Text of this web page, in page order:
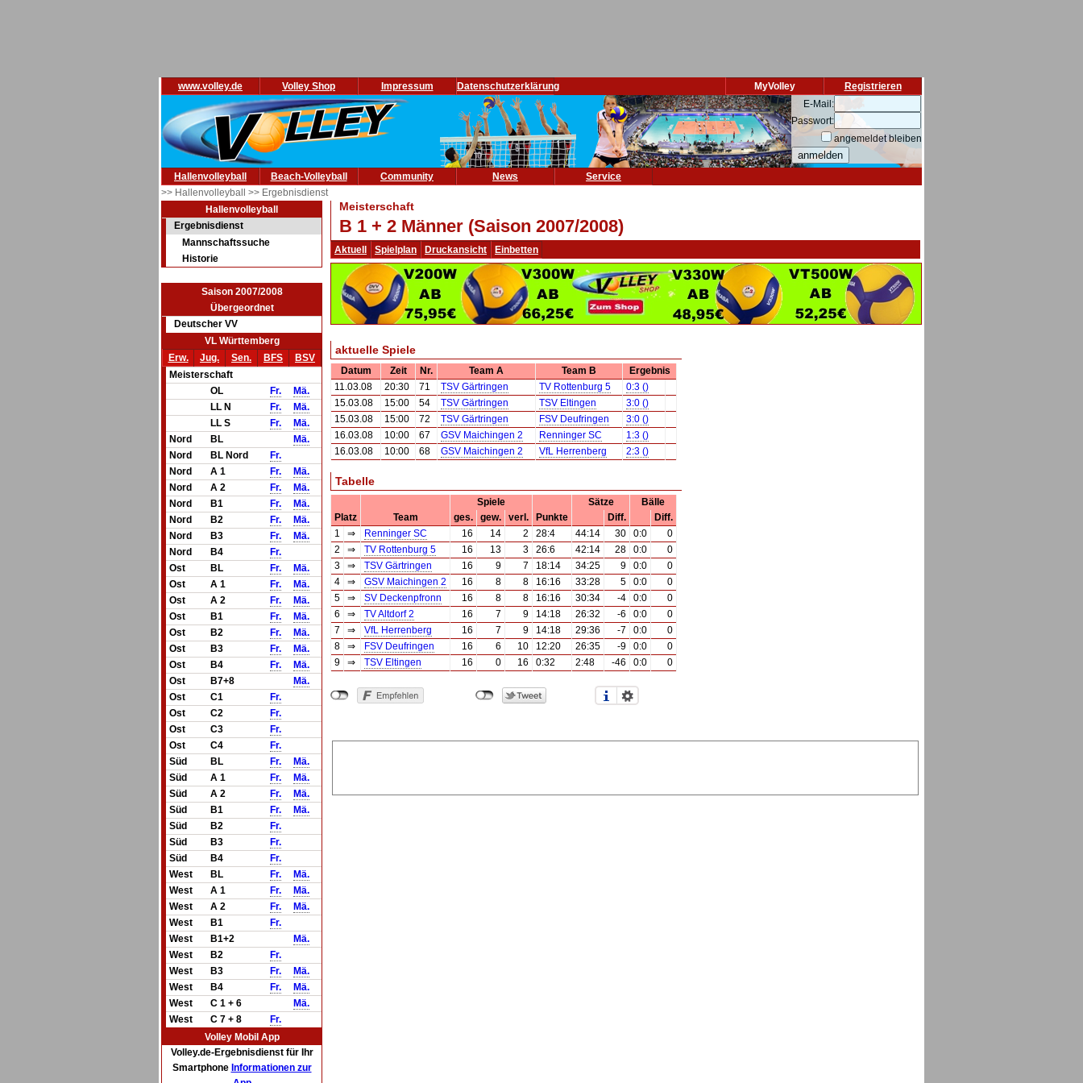
www.volley.de Volley Shop Impressum Datenschutzerklärung Registrieren
MyVolley
E-Mail:
Passwort:
angemeldet bleiben
Hallenvolleyball Beach-Volleyball Community News
Service
>> Hallenvolleyball >> Ergebnisdienst
Hallenvolleyball
Ergebnisdienst
Mannschaftssuche
Historie
Saison 2007/2008
Übergeordnet
Deutscher VV
VL Württemberg
Erw.
Jug. Sen. BFS
BSV
Meisterschaft
OL
Fr.
Mä.
LL N
Fr.
Mä.
LL S
Fr.
Mä.
Nord
BL
Mä.
Nord
BL Nord
Fr.
Nord
A 1 Fr.
Mä.
Nord
A 2 Fr.
Mä.
Nord
B1 Fr.
Mä.
Nord
B2 Fr.
Mä.
Nord
B3 Fr.
Mä.
Nord
B4
Fr.
Ost
BL Fr.
Mä.
Ost
A 1 Fr.
Mä.
Ost
A 2 Fr.
Mä.
Ost
B1 Fr.
Mä.
Ost
B2 Fr.
Mä.
Ost
B3 Fr.
Mä.
Ost
B4 Fr.
Mä.
Ost
B7+8
Mä.
Ost
C1
Fr.
Ost
C2
Fr.
Ost
C3
Fr.
Ost
C4
Fr.
Süd
BL Fr.
Mä.
Süd
A 1 Fr.
Mä.
Süd
A 2 Fr.
Mä.
Süd
B1 Fr.
Mä.
Süd
B2
Fr.
Süd
B3
Fr.
Süd
B4
Fr.
West
BL Fr.
Mä.
West
A 1 Fr.
Mä.
West
A 2 Fr.
Mä.
West
B1
Fr.
West
B1+2
Mä.
West
B2
Fr.
West
B3 Fr.
Mä.
West
B4 Fr.
Mä.
West
C 1 + 6
Mä.
West
C 7 + 8
Fr.
Volley Mobil App
Volley.de-Ergebnisdienst für Ihr
Smartphone Informationen zur
Meisterschaft
B 1 + 2 Männer (Saison 2007/2008)
Aktuell Spielplan Druckansicht Einbetten
aktuelle Spiele
Datum Zeit Nr. Team A Team B
Ergebnis
11.03.08
20:30 71 TSV Gärtringen TV Rottenburg 5
0:3 ()
15.03.08
15:00 54 TSV Gärtringen TSV Eltingen
3:0 ()
15.03.08
15:00 72 TSV Gärtringen FSV Deufringen
3:0 ()
16.03.08
10:00 67 GSV Maichingen 2 Renninger SC
1:3 ()
16.03.08
10:00 68 GSV Maichingen 2 VfL Herrenberg 2:3 ()
Tabelle
Spiele Sätze
Bälle
Platz
Team ges. gew. verl. Punkte Diff.
Diff.
1
⇒ Renninger SC 16 14 2 28:4 44:14 30 0:0
0
2
⇒ TV Rottenburg 5 16 13 3 26:6 42:14 28 0:0
0
3
⇒ TSV Gärtringen 16 9 7 18:14 34:25 9 0:0
0
4
⇒ GSV Maichingen 2 16 8 8 16:16 33:28 5 0:0
0
5
⇒ SV Deckenpfronn 16 8 8 16:16 30:34 -4 0:0
0
6
⇒ TV Altdorf 2 16 7 9 14:18 26:32 -6 0:0
0
7
⇒ VfL Herrenberg 16 7 9 14:18 29:36 -7 0:0
0
8
⇒ FSV Deufringen 16 6 10 12:20 26:35 -9 0:0
0
9
⇒ TSV Eltingen 16 0 16 0:32 2:48 -46 0:0 0